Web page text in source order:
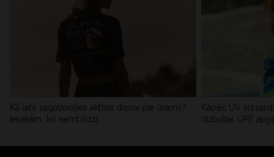
Kā labi sagatavoties aktīvai dienai pie ūdens?
Iesakām, ko ņemt līdzi
Kāpēc UV
dubultai: UPF